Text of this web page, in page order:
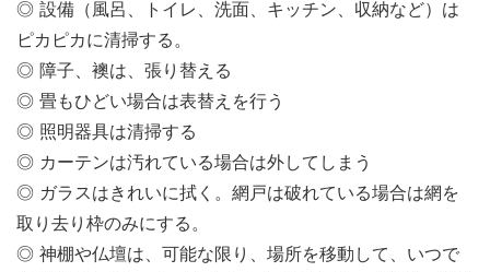
◎ 設備（風呂、トイレ、洗面、キッチン、収納など）は
ピカピカに清掃する。
◎ 障子、襖は、張り替える
◎ 畳もひどい場合は表替えを行う
◎ 照明器具は清掃する
◎ カーテンは汚れている場合は外してしまう
◎ ガラスはきれいに拭く。網戸は破れている場合は網を
取り去り枠のみにする。
◎ 神棚や仏壇は、可能な限り、場所を移動して、いつで